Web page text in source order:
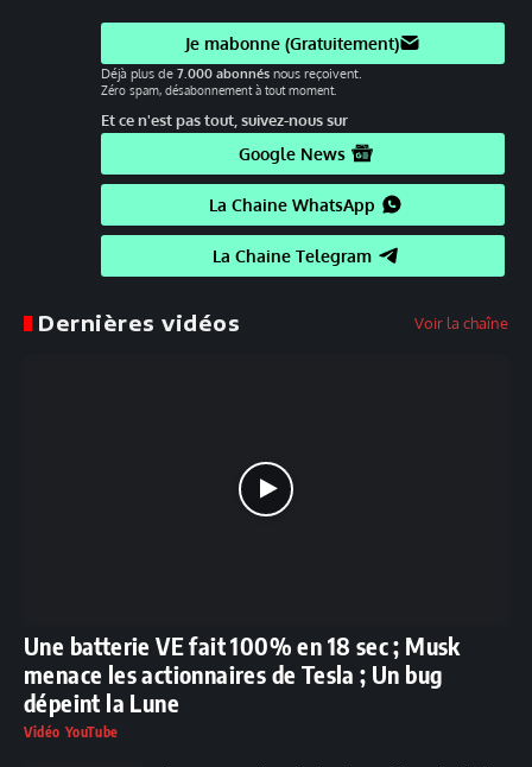
Je mabonne (Gratuitement)
Déjà plus de 7.000 abonnés nous reçoivent.
Zéro spam, désabonnement à tout moment.
Et ce n'est pas tout, suivez-nous sur
Google News
La Chaine WhatsApp
La Chaine Telegram
Dernières vidéos Voir la chaîne
Une batterie VE fait 100% en 18 sec ; Musk
menace les actionnaires de Tesla ; Un bug
dépeint la Lune
Vidéo YouTube